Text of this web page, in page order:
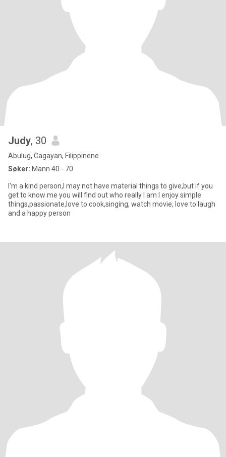
Judy, 30
Abulug, Cagayan, Filippinene
Søker: Mann 40 - 70
I'm a kind person,I may not have material things to give,but if you
get to know me you will find out who really I am I enjoy simple
things,passionate,love to cook,singing, watch movie, love to laugh
and a happy person